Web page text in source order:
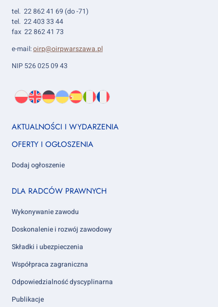
tel. 22 862 41 69 (do -71)
tel. 22 403 33 44
fax 22 862 41 73
e-mail:oirp@oirpwarszawa.pl
NIP 526 025 09 43
Wybierz
język:
PL
O
EN
About
DE
About
UK
About
ES
About
IT
About
FR
About
Footer
1
AKTUALNOŚCI I WYDARZENIA
OFERTY I OGŁOSZENIA
Dodaj ogłoszenie
Footer
2
DLA RADCÓW PRAWNYCH
Wykonywanie zawodu
Doskonalenie i rozwój zawodowy
Składki i ubezpieczenia
Współpraca zagraniczna
Odpowiedzialność dyscyplinarna
Publikacje